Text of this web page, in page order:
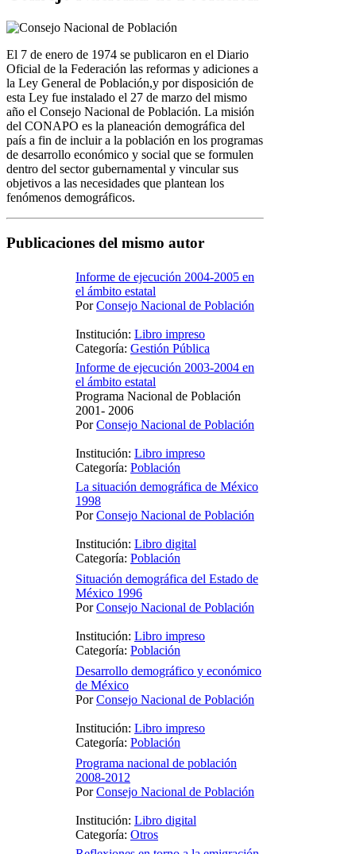
El 7 de enero de 1974 se publicaron en el Diario
Oficial de la Federación las reformas y adiciones a
la Ley General de Población,y por disposición de
esta Ley fue instalado el 27 de marzo del mismo
año el Consejo Nacional de Población. La misión
del CONAPO es la planeación demográfica del
país a fin de incluir a la población en los programas
de desarrollo económico y social que se formulen
dentro del sector gubernamental y vincular sus
objetivos a las necesidades que plantean los
fenómenos demográficos.
Publicaciones del mismo autor
Informe de ejecución 2004-2005 en
el ámbito estatal
PorConsejo Nacional de Población
Institución: Libro impreso
Categoría: Gestión Pública
Informe de ejecución 2003-2004 en
el ámbito estatal
Programa Nacional de Población
2001- 2006
PorConsejo Nacional de Población
Institución: Libro impreso
Categoría: Población
La situación demográfica de México
1998
PorConsejo Nacional de Población
Institución: Libro digital
Categoría: Población
Situación demográfica del Estado de
México 1996
PorConsejo Nacional de Población
Institución: Libro impreso
Categoría: Población
Desarrollo demográfico y económico
de México
PorConsejo Nacional de Población
Institución: Libro impreso
Categoría: Población
Programa nacional de población
2008-2012
PorConsejo Nacional de Población
Institución: Libro digital
Categoría: Otros